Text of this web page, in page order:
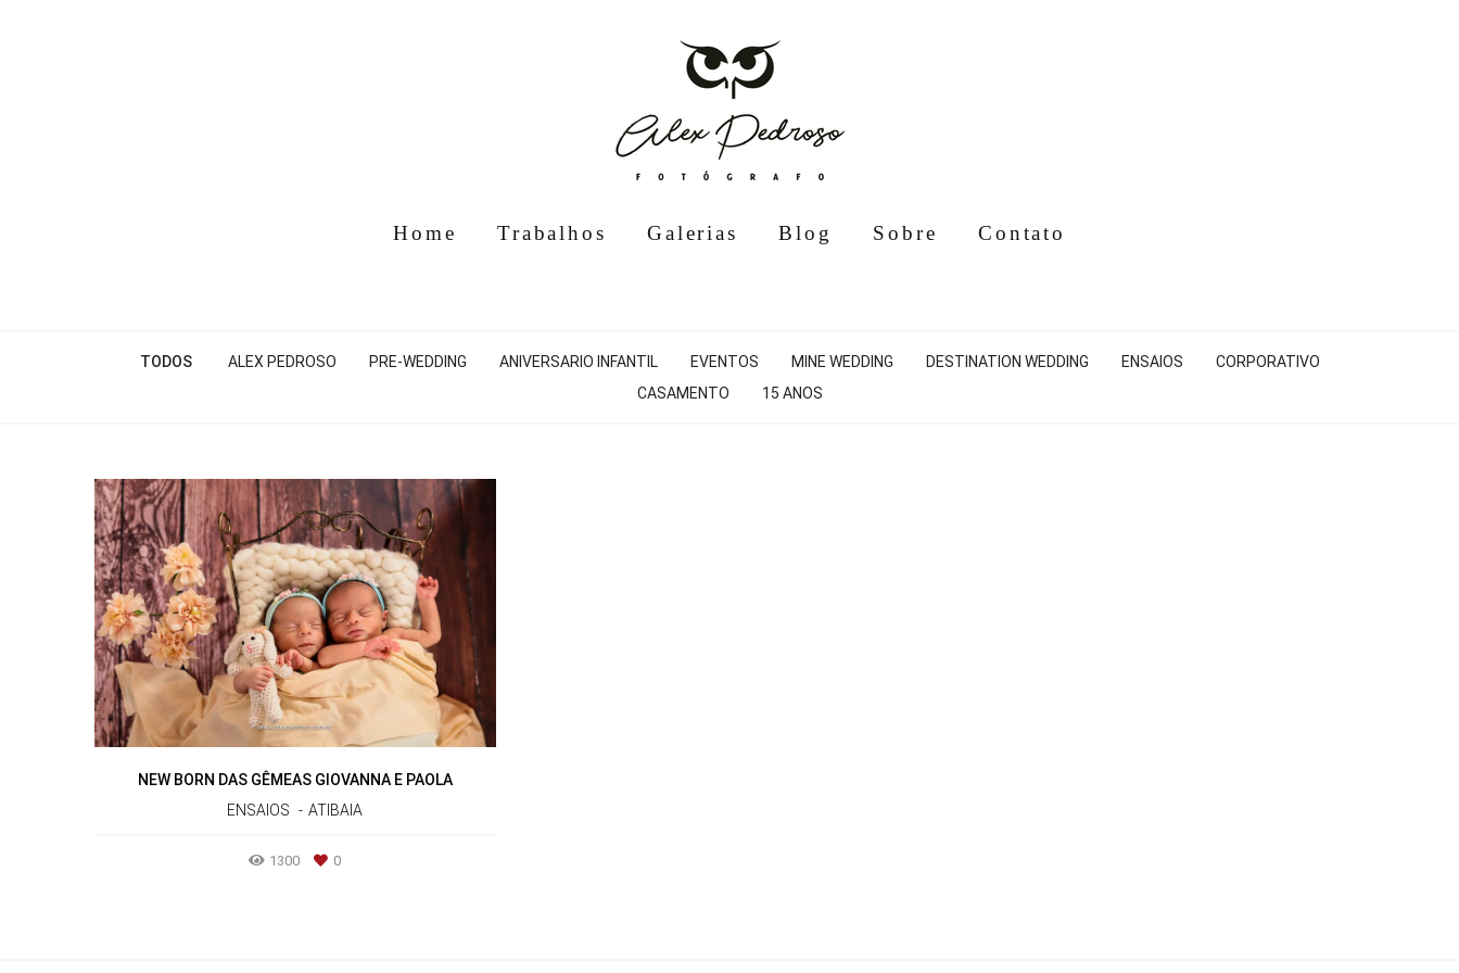
Home Trabalhos Galerias Blog Sobre Contato
TODOS ALEX PEDROSO PRE-WEDDING ANIVERSARIO INFANTIL EVENTOS MINE WEDDING DESTINATION WEDDING ENSAIOS
CORPORATIVO
CASAMENTO
15 ANOS
NEW BORN DAS GÊMEAS GIOVANNA E PAOLA
ENSAIOS
ATIBAIA
1300 0